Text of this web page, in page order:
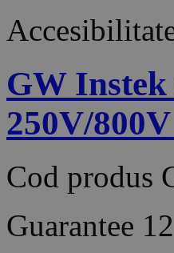
GW
250V/
Cod produs
Guarantee